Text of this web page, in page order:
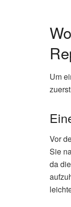
Um
Vor
Sie
da